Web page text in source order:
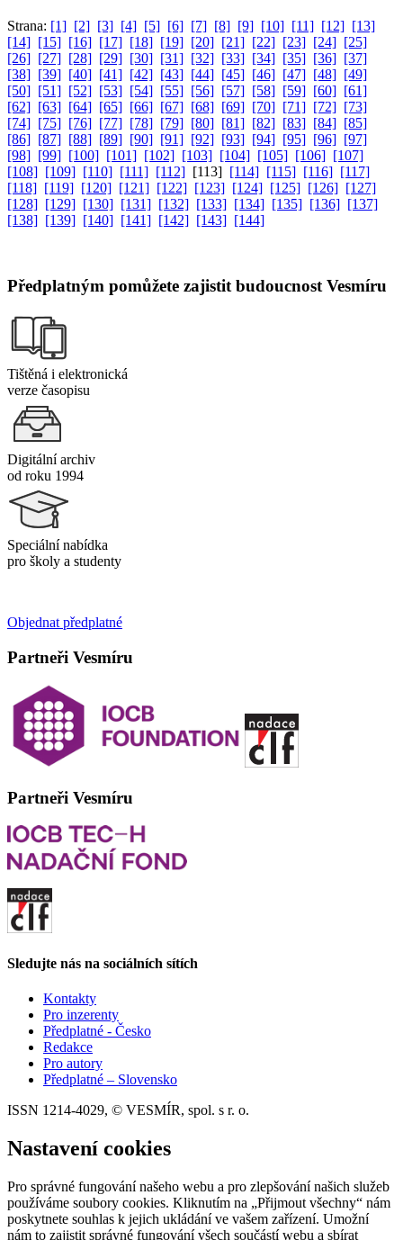
Strana: [1] [2] [3] [4] [5] [6] [7] [8] [9] [10] [11] [12] [13]
[14] [15] [16] [17] [18] [19] [20] [21] [22] [23] [24] [25]
[26] [27] [28] [29] [30] [31] [32] [33] [34] [35] [36] [37]
[38] [39] [40] [41] [42] [43] [44] [45] [46] [47] [48] [49]
[50] [51] [52] [53] [54] [55] [56] [57] [58] [59] [60] [61]
[62] [63] [64] [65] [66] [67] [68] [69] [70] [71] [72] [73]
[74] [75] [76] [77] [78] [79] [80] [81] [82] [83] [84] [85]
[86] [87] [88] [89] [90] [91] [92] [93] [94] [95] [96] [97]
[98] [99] [100] [101] [102] [103] [104] [105] [106] [107]
[108] [109] [110] [111] [112] [113] [114] [115] [116] [117]
[118] [119] [120] [121] [122] [123] [124] [125] [126] [127]
[128] [129] [130] [131] [132] [133] [134] [135] [136] [137]
[138] [139] [140] [141] [142] [143] [144]
Předplatným pomůžete zajistit budoucnost Vesmíru
Tištěná i elektronická
verze časopisu
Digitální archiv
od roku 1994
Speciální nabídka
pro školy a studenty
Objednat předplatné
Partneři Vesmíru
Partneři Vesmíru
Sledujte nás na sociálních sítích
Kontakty
Pro inzerenty
Předplatné - Česko
Redakce
Pro autory
Předplatné – Slovensko
ISSN 1214-4029, © VESMÍR, spol. s r. o.
Nastavení cookies
Pro správné fungování našeho webu a pro zlepšování našich služeb
používáme soubory cookies. Kliknutím na „Přijmout všechny“ nám
poskytnete souhlas k jejich ukládání ve vašem zařízení. Umožní
nám to zajistit správné fungování všech součástí webu a sbírat